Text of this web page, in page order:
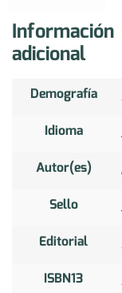
Información
adicional
Demografía
Idioma
Autor(es)
Sello
Editorial
ISBN13